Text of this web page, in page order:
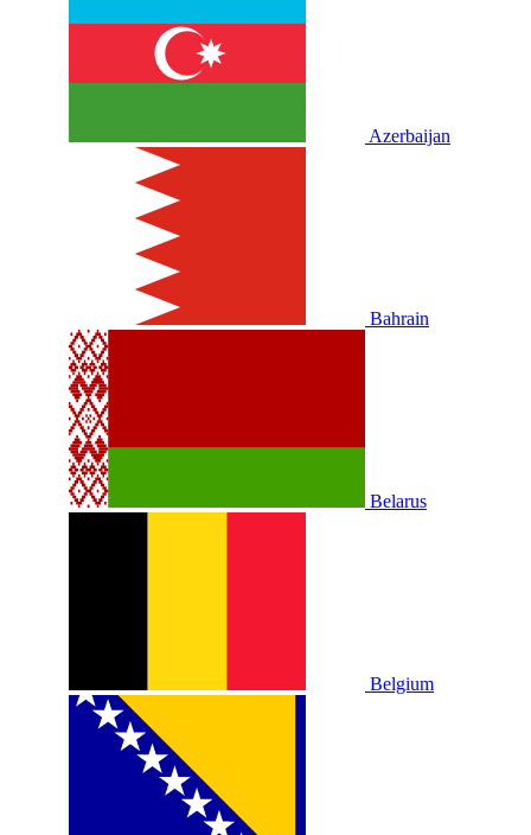
Azerbaijan
Bahrain
Belarus
Belgium